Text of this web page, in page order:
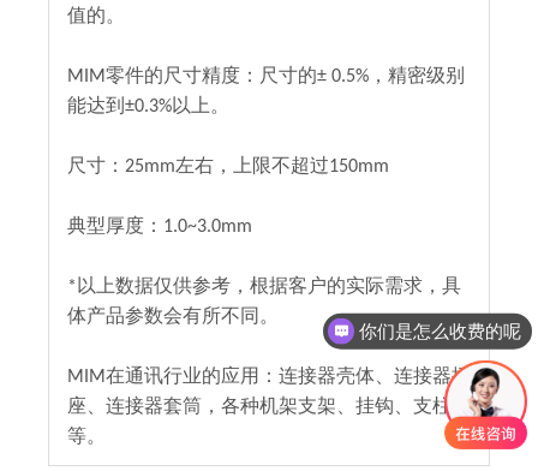
值的。
MIM零件的尺寸精度：尺寸的± 0.5%，精密级别
能达到±0.3%以上。
尺寸：25mm左右，上限不超过150mm
典型厚度：1.0~3.0mm
*以上数据仅供参考，根据客户的实际需求，具
体产品参数会有所不同。
MIM在通讯行业的应用：连接器壳体、连接器插
座、连接器套筒，各种机架支架、挂钩、支柱
等。
你们是怎么收费的呢